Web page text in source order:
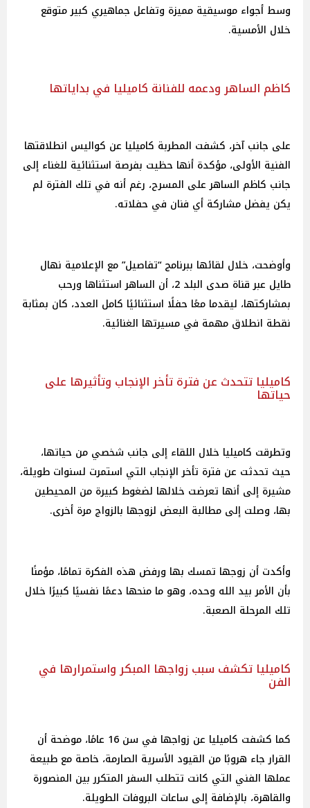
وسط أجواء موسيقية مميزة وتفاعل جماهيري كبير متوقع
خلال الأمسية.
كاظم الساهر ودعمه للفنانة كاميليا في بداياتها
على جانب آخر، كشفت المطربة كاميليا عن كواليس انطلاقتها
الفنية الأولى، مؤكدة أنها حظيت بفرصة استثنائية للغناء إلى
جانب كاظم الساهر على المسرح، رغم أنه في تلك الفترة لم
يكن يفضل مشاركة أي فنان في حفلاته.
وأوضحت، خلال لقائها ببرنامج “تفاصيل” مع الإعلامية نهال
طايل عبر قناة صدى البلد 2، أن الساهر استثناها ورحب
بمشاركتها، ليقدما معًا حفلًا استثنائيًا كامل العدد، كان بمثابة
نقطة انطلاق مهمة في مسيرتها الغنائية.
كاميليا تتحدث عن فترة تأخر الإنجاب وتأثيرها على
حياتها
وتطرقت كاميليا خلال اللقاء إلى جانب شخصي من حياتها،
حيث تحدثت عن فترة تأخر الإنجاب التي استمرت لسنوات طويلة،
مشيرة إلى أنها تعرضت خلالها لضغوط كبيرة من المحيطين
بها، وصلت إلى مطالبة البعض لزوجها بالزواج مرة أخرى.
وأكدت أن زوجها تمسك بها ورفض هذه الفكرة تمامًا، مؤمنًا
بأن الأمر بيد الله وحده، وهو ما منحها دعمًا نفسيًا كبيرًا خلال
تلك المرحلة الصعبة.
كاميليا تكشف سبب زواجها المبكر واستمرارها في
الفن
كما كشفت كاميليا عن زواجها في سن 16 عامًا، موضحة أن
القرار جاء هروبًا من القيود الأسرية الصارمة، خاصة مع طبيعة
عملها الفني التي كانت تتطلب السفر المتكرر بين المنصورة
والقاهرة، بالإضافة إلى ساعات البروفات الطويلة.